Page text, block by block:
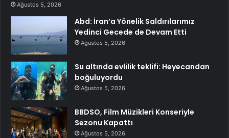
Ağustos 5, 2026
Abd: İran’a Yönelik Saldırılarımız
Yedinci Gecede de Devam Etti
Ağustos 5, 2026
Su altında evlilik teklifi: Heyecandan
boğuluyordu
Ağustos 5, 2026
BBDSO, Film Müzikleri Konseriyle
Sezonu Kapattı
Ağustos 5, 2026